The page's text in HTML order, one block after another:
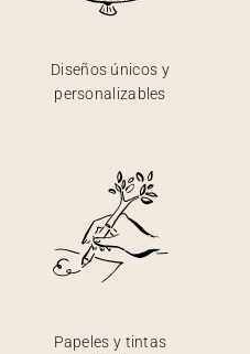
Diseños únicos y
personalizables
Papeles y tintas